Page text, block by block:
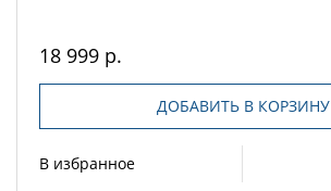
18 999 р.
ДОБАВИТЬ В КОРЗИНУ
В избранное